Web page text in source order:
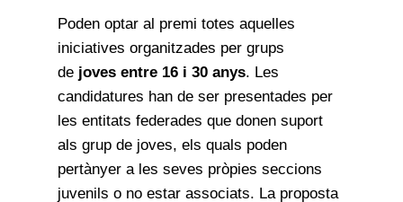
Poden optar al premi totes aquelles
iniciatives organitzades per grups
dejoves entre 16 i 30 anys. Les
candidatures han de ser presentades per
les entitats federades que donen suport
als grup de joves, els quals poden
pertànyer a les seves pròpies seccions
juvenils o no estar associats. La proposta